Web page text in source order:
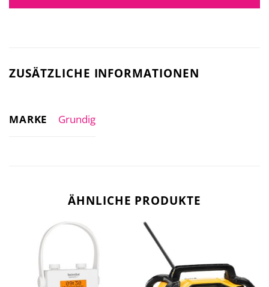
ZUSÄTZLICHE INFORMATIONEN
MARKE Grundig
ÄHNLICHE PRODUKTE